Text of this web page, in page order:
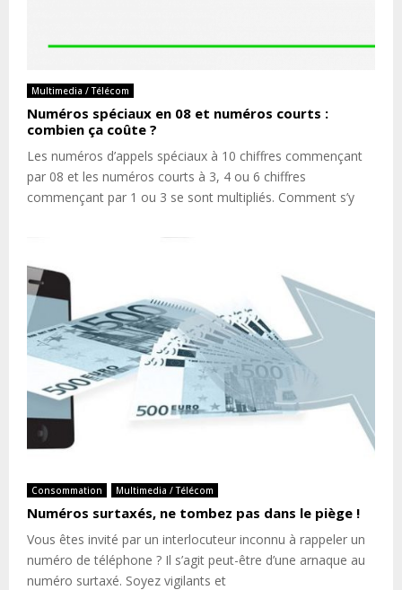
Multimedia / Télécom
Numéros spéciaux en 08 et numéros courts :
combien ça coûte ?
Les numéros d’appels spéciaux à 10 chiffres commençant
par 08 et les numéros courts à 3, 4 ou 6 chiffres
commençant par 1 ou 3 se sont multipliés. Comment s’y
Consommation Multimedia / Télécom
Numéros surtaxés, ne tombez pas dans le piège !
Vous êtes invité par un interlocuteur inconnu à rappeler un
numéro de téléphone ? Il s’agit peut-être d’une arnaque au
numéro surtaxé. Soyez vigilants et